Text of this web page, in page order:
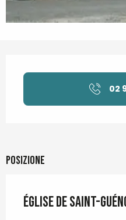
Orari e contatti
02
Posizione
Église de Saint-